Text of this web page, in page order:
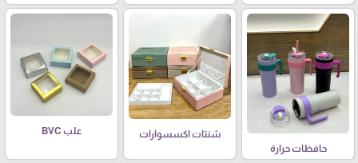
حافظات حرارة
شنتات اكسسوارات علب BVC